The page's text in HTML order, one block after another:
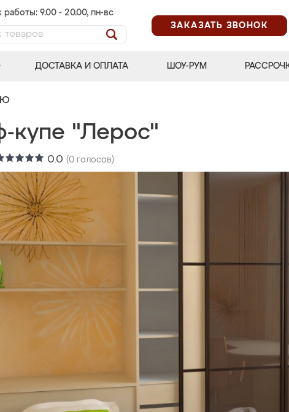
работы: 9.00 - 20.00, пн-вс
ЗАКАЗАТЬ ЗВОНОК
ДОСТАВКА И ОПЛАТА ШОУ-РУМ
купе "Лерос"
0.0 (0 голосов)